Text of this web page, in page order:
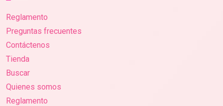
Reglamento
Preguntas frecuentes
Contáctenos
Tienda
Buscar
Quienes somos
Reglamento